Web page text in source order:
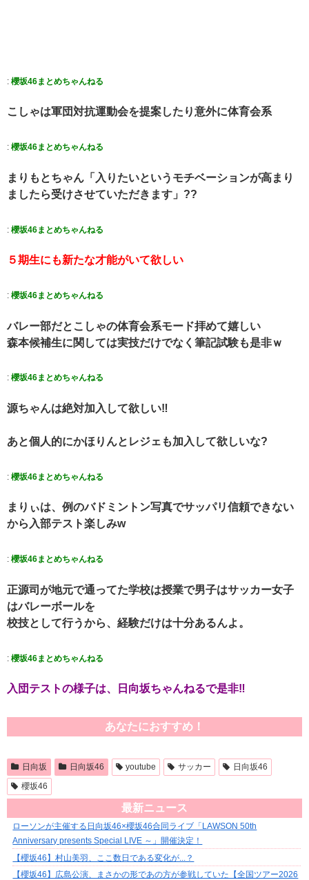
: 櫻坂46まとめちゃんねる
こしゃは軍団対抗運動会を提案したり意外に体育会系
: 櫻坂46まとめちゃんねる
まりもとちゃん「入りたいというモチベーションが高まり
ましたら受けさせていただきます」??
: 櫻坂46まとめちゃんねる
５期生にも新たな才能がいて欲しい
: 櫻坂46まとめちゃんねる
バレー部だとこしゃの体育会系モード拝めて嬉しい
森本候補生に関しては実技だけでなく筆記試験も是非ｗ
: 櫻坂46まとめちゃんねる
源ちゃんは絶対加入して欲しい‼️
あと個人的にかほりんとレジェも加入して欲しいな?
: 櫻坂46まとめちゃんねる
まりぃは、例のバドミントン写真でサッパリ信頼できない
から入部テスト楽しみw
: 櫻坂46まとめちゃんねる
正源司が地元で通ってた学校は授業で男子はサッカー女子
はバレーボールを
校技として行うから、経験だけは十分あるんよ。
: 櫻坂46まとめちゃんねる
入団テストの様子は、日向坂ちゃんねるで是非‼️
あなたにおすすめ！
日向坂 日向坂46 youtube サッカー
日向坂46
櫻坂46
最新ニュース
ローソンが主催する日向坂46×櫻坂46合同ライブ「LAWSON 50th
Anniversary presents Special LIVE ～」開催決定！
【櫻坂46】村山美羽、ここ数日である変化が...？
【櫻坂46】広島公演、まさかの形であの方が参戦していた【全国ツアー2026